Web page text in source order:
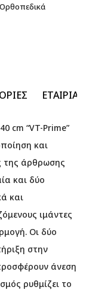
Ορθοπεδικά
ΕΤΑΙΡΊΑ
cm “VT-Prime”
και
της άρθρωσης
και δύο
και
ιμάντες
Οι δύο
στην
άνεση
ρυθμίζει το